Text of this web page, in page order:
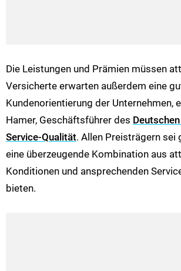
Die Leistungen und Prämien müssen
Versicherte erwarten außerdem eine
Kundenorientierung der Unternehmen,
Hamer, Geschäftsführer des
Service-Qualität. Allen Preisträgern sei
eine überzeugende Kombination aus
Konditionen und ansprechenden
bieten.